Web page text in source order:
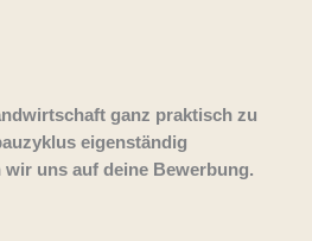
ganz praktisch zu
eigenständig
uns auf deine Bewerbung.